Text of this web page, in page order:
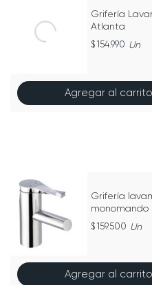
Grifería
Atlanta
154.990 Un
Agregar al carrito
Grifería
monomando
159.500 Un
Agregar al carrito